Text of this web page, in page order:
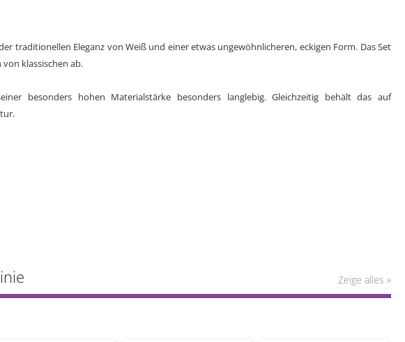
traditionellen Eleganz von Weiß und einer etwas ungewöhnlicheren, eckigen Form. Das Set
klassischen ab.
besonders hohen Materialstärke besonders langlebig. Gleichzeitig behält das auf
Zeige alles »